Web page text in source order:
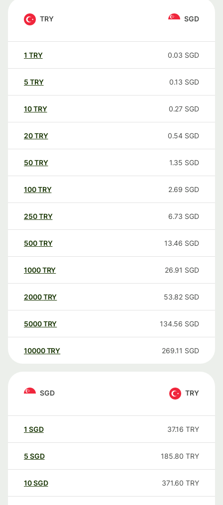
TRY SGD
1 TRY 0.03 SGD
5 TRY 0.13 SGD
10TRY 0.27 SGD
20TRY 0.54 SGD
50TRY 1.35 SGD
100TRY 2.69 SGD
250TRY 6.73 SGD
500TRY 13.46 SGD
1000TRY 26.91 SGD
2000TRY 53.82 SGD
5000TRY 134.56 SGD
10000 TRY 269.11 SGD
SGD TRY
1 SGD 37.16 TRY
5 SGD 185.80 TRY
10SGD 371.60 TRY